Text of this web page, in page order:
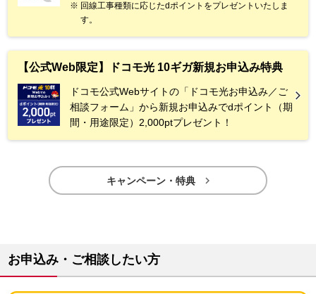
回線工事種類に応じたdポイントをプレゼントいたしま
す。
【公式Web限定】ドコモ光 10ギガ新規お申込み特典
ドコモ公式Webサイトの「ドコモ光お申込み／ご
相談フォーム」から新規お申込みでdポイント（期
間・用途限定）2,000ptプレゼント！
キャンペーン・特典 
お申込み・ご相談したい方